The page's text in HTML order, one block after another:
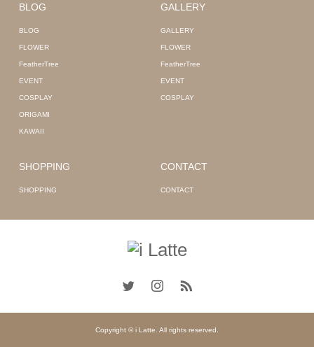
BLOG
BLOG
FLOWER
FeatherTree
EVENT
COSPLAY
ORIGAMI
KAWAII
GALLERY
GALLERY
FLOWER
FeatherTree
EVENT
COSPLAY
SHOPPING
SHOPPING
CONTACT
CONTACT
Copyright © i Latte. All rights reserved.